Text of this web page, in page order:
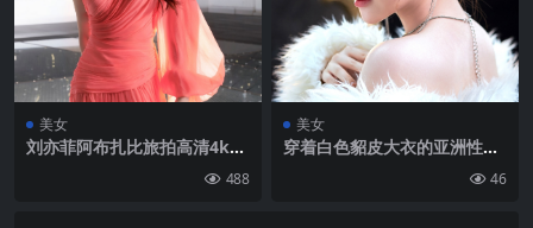
美女
刘亦菲阿布扎比旅拍高清4k手
488
美女
穿着白色貂皮大衣的亚洲性感
46